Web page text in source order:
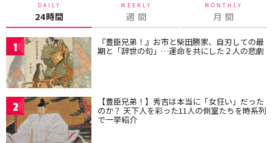
DAILY
24時間
WEEKLY
週 間
MONTHLY
月 間
1 『豊臣兄弟！』お市と柴田勝家、自刃しての最
期と「辞世の句」…運命を共にした２人の悲劇
2 【豊臣兄弟！】秀吉は本当に「女狂い」だった
のか？ 天下人を彩った11人の側室たちを時系列
で一挙紹介